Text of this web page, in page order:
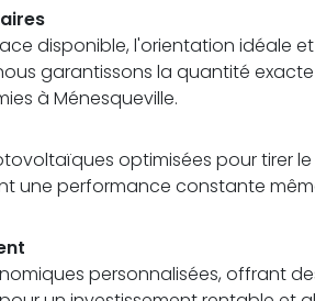
disponible, l'orientation idéale
garantissons la quantité
à Ménesqueville.
optimisées pour tirer
une performance constante
personnalisées, offrant